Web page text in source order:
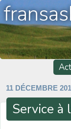
11 DÉCEMBRE
Service à